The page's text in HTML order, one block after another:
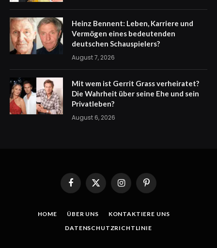
Heinz Bennent: Leben, Karriere und
Vermögen eines bedeutenden
deutschen Schauspielers?
August 7, 2026
Mit wem ist Gerrit Grass verheiratet?
Die Wahrheit über seine Ehe und sein
Privatleben?
August 6, 2026
FacebookX
InstagramPinterest
HOME ÜBER UNS
KONTAKTIERE UNS
DATENSCHUTZRICHTLINIE